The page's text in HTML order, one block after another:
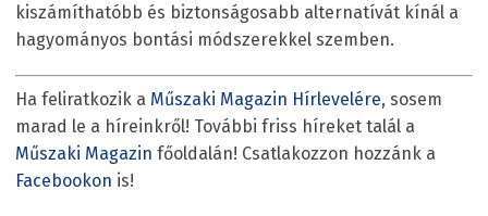
kiszámíthatóbb és biztonságosabb alternatívát kínál a
hagyományos bontási módszerekkel szemben.
Ha feliratkozik a Műszaki Magazin Hírlevelére, sosem
marad le a híreinkről! További friss híreket talál a
Műszaki Magazin főoldalán! Csatlakozzon hozzánk a
Facebookon is!